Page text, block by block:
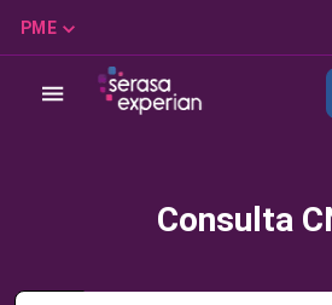
PME
Consulta